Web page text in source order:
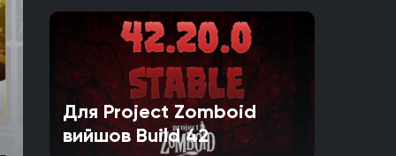
Для Project Zomboid
вийшов Build 42